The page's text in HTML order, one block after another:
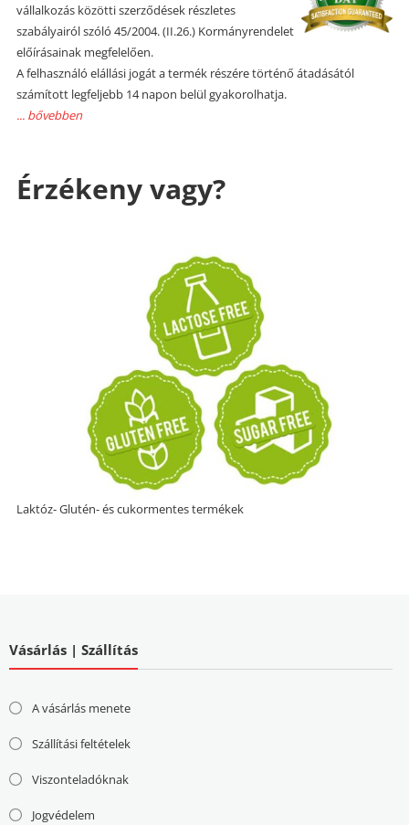
vállalkozás közötti szerződések részletes
szabályairól szóló 45/2004. (II.26.) Kormányrendelet
előírásainak megfelelően.
A felhasználó elállási jogát a termék részére történő átadásától
számított legfeljebb 14 napon belül gyakorolhatja.
... bővebben
Érzékeny vagy?
Laktóz- Glutén- és cukormentes termékek
Vásárlás | Szállítás
A vásárlás menete
Szállítási feltételek
Viszonteladóknak
Jogvédelem